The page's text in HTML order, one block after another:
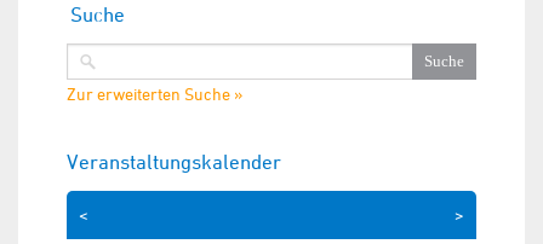
Suche
Zur erweiterten Suche »
Veranstaltungskalender
>
<